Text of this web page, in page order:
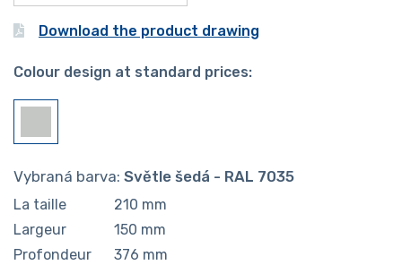
Download the product drawing
Colour design at standard prices:
Vybraná barva: Světle šedá - RAL 7035
La taille 210 mm
Largeur
150 mm
Profondeur
376 mm